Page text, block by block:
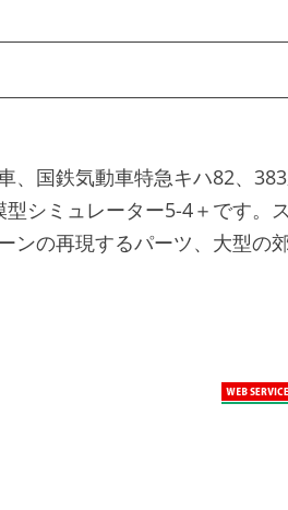
、国鉄気動車特急キハ82、
シミュレーター5-4＋です。
ンの再現するパーツ、大型の